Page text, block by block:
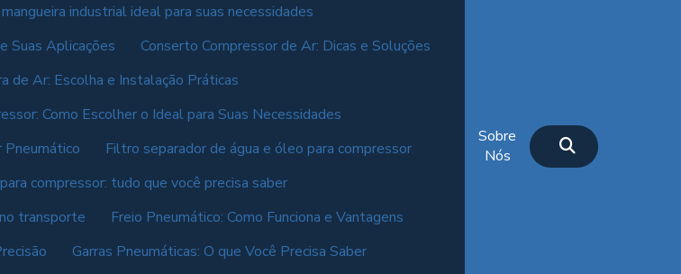
industrial ideal para suas necessidades
Suas Aplicações
Conserto Compressor de Ar: Dicas e Soluções
de Ar: Escolha e Instalação Práticas
Como Escolher o Ideal para Suas Necessidades
Pneumático
Filtro separador de água e óleo para compressor
compressor: tudo que você precisa saber
transporte
Freio Pneumático: Como Funciona e Vantagens
Garras Pneumáticas: O que Você Precisa Saber
Sobre
Nós